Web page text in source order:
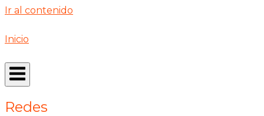
Ir al contenido
Inicio
Redes